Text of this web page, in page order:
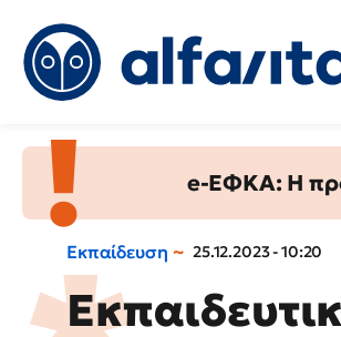
e-ΕΦΚΑ: Η
Εκπαίδευση 25.12.2023 - 10:20